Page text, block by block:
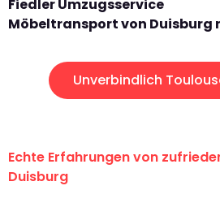
Fiedler Umzugsservice
Möbeltransport von Duisburg
Unverbindlich
Echte Erfahrungen von
Duisburg